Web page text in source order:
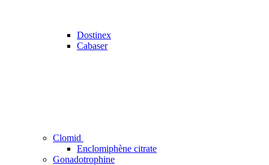
Dostinex
Cabaser
Clomid
Enclomiphène citrate
Gonadotrophine